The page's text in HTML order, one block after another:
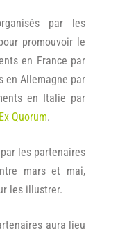
par les
promouvoir le
en France par
en Allemagne par
en Italie par
Ex Quorum.
les partenaires
mars et mai,
les illustrer.
aura lieu